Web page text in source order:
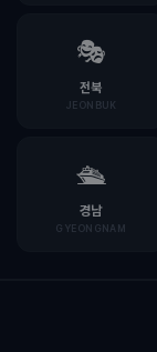
🎭
전북
JEONBUK
🛳️
경남
GYEONGNAM